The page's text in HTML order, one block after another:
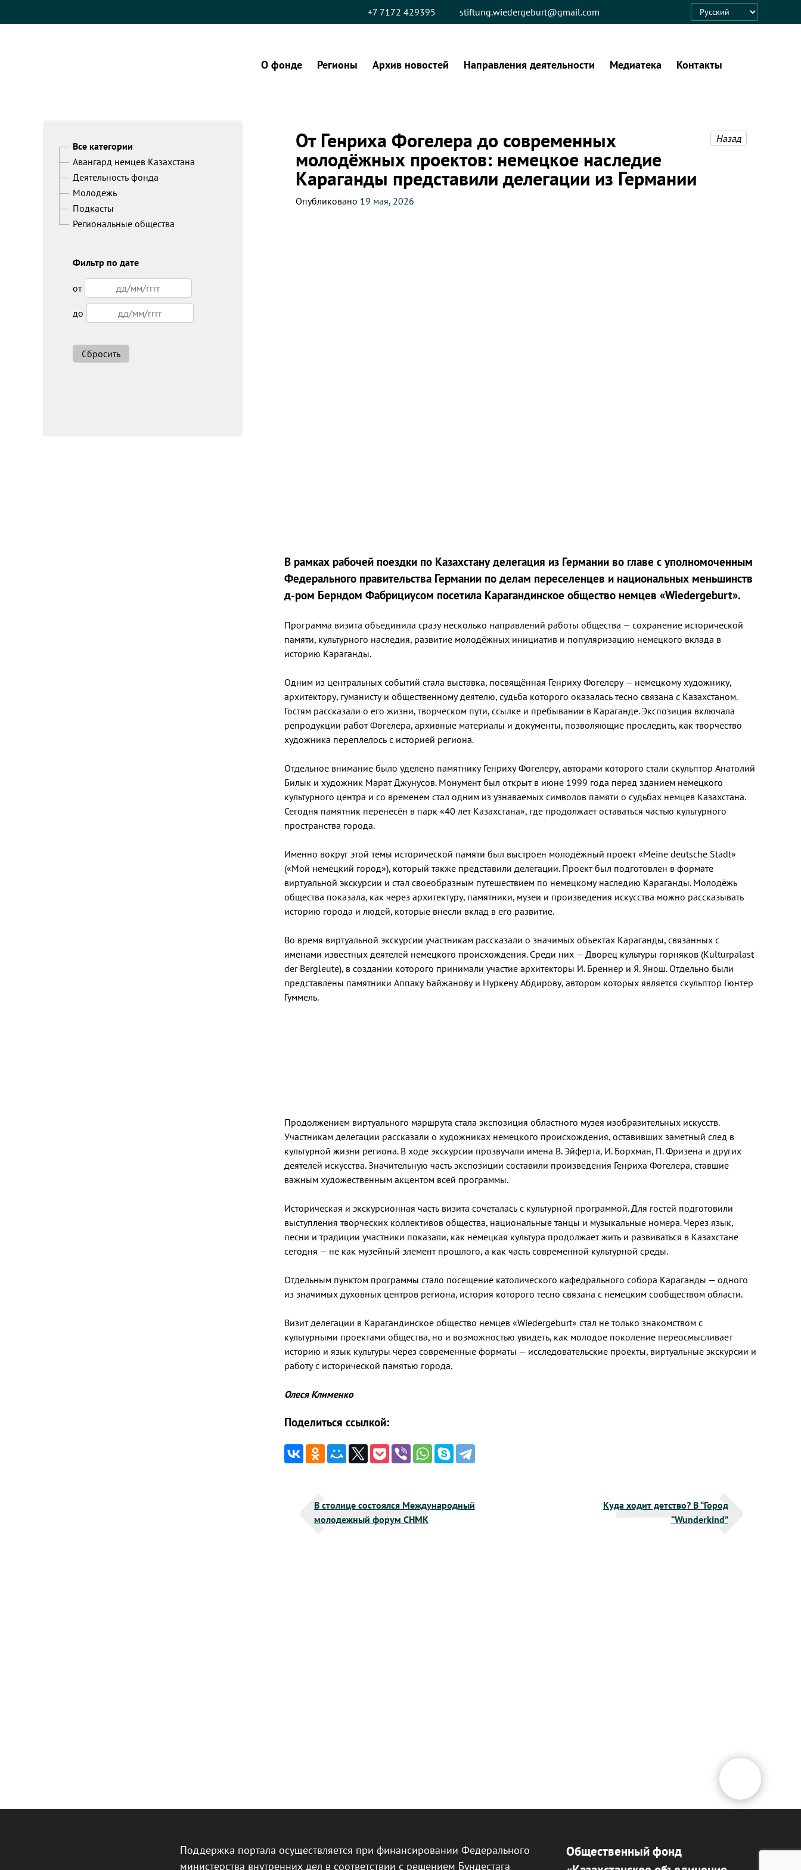
+7 7172 429395 stiftung.wiedergeburt@gmail.com
Language
О фонде Регионы Архив новостей Направления деятельности Медиатека Контакты
От Генриха Фогелера до современных
молодёжных проектов: немецкое наследие
Караганды представили делегации из Германии
Назад
Опубликовано 19 мая, 2026
В рамках рабочей поездки по Казахстану делегация из Германии во главе с уполномоченным
Федерального правительства Германии по делам переселенцев и национальных меньшинств
д-ром Берндом Фабрициусом посетила Карагандинское общество немцев «Wiedergeburt».
Программа визита объединила сразу несколько направлений работы общества — сохранение исторической
памяти, культурного наследия, развитие молодёжных инициатив и популяризацию немецкого вклада в
историю Караганды.
Одним из центральных событий стала выставка, посвящённая Генриху Фогелеру — немецкому художнику,
архитектору, гуманисту и общественному деятелю, судьба которого оказалась тесно связана с Казахстаном.
Гостям рассказали о его жизни, творческом пути, ссылке и пребывании в Караганде. Экспозиция включала
репродукции работ Фогелера, архивные материалы и документы, позволяющие проследить, как творчество
художника переплелось с историей региона.
Отдельное внимание было уделено памятнику Генриху Фогелеру, авторами которого стали скульптор Анатолий
Билык и художник Марат Джунусов. Монумент был открыт в июне 1999 года перед зданием немецкого
культурного центра и со временем стал одним из узнаваемых символов памяти о судьбах немцев Казахстана.
Сегодня памятник перенесён в парк «40 лет Казахстана», где продолжает оставаться частью культурного
пространства города.
Именно вокруг этой темы исторической памяти был выстроен молодёжный проект «Meine deutsche Stadt»
(«Мой немецкий город»), который также представили делегации. Проект был подготовлен в формате
виртуальной экскурсии и стал своеобразным путешествием по немецкому наследию Караганды. Молодёжь
общества показала, как через архитектуру, памятники, музеи и произведения искусства можно рассказывать
историю города и людей, которые внесли вклад в его развитие.
Во время виртуальной экскурсии участникам рассказали о значимых объектах Караганды, связанных с
именами известных деятелей немецкого происхождения. Среди них — Дворец культуры горняков (Kulturpalast
der Bergleute), в создании которого принимали участие архитекторы И. Бреннер и Я. Янош. Отдельно были
представлены памятники Аппаку Байжанову и Нуркену Абдирову, автором которых является скульптор Гюнтер
Гуммель.
Продолжением виртуального маршрута стала экспозиция областного музея изобразительных искусств.
Участникам делегации рассказали о художниках немецкого происхождения, оставивших заметный след в
культурной жизни региона. В ходе экскурсии прозвучали имена В. Эйферта, И. Борхман, П. Фризена и других
деятелей искусства. Значительную часть экспозиции составили произведения Генриха Фогелера, ставшие
важным художественным акцентом всей программы.
Историческая и экскурсионная часть визита сочеталась с культурной программой. Для гостей подготовили
выступления творческих коллективов общества, национальные танцы и музыкальные номера. Через язык,
песни и традиции участники показали, как немецкая культура продолжает жить и развиваться в Казахстане
сегодня — не как музейный элемент прошлого, а как часть современной культурной среды.
Отдельным пунктом программы стало посещение католического кафедрального собора Караганды — одного
из значимых духовных центров региона, история которого тесно связана с немецким сообществом области.
Визит делегации в Карагандинское общество немцев «Wiedergeburt» стал не только знакомством с
культурными проектами общества, но и возможностью увидеть, как молодое поколение переосмысливает
историю и язык культуры через современные форматы — исследовательские проекты, виртуальные экскурсии и
работу с исторической памятью города.
Олеся Клименко
Поделиться ссылкой:
В столице состоялся Международный
молодежный форум СНМК
Куда ходит детство? В “Город
“Wunderkind”
Все категории
Авангард немцев Казахстана
Деятельность фонда
Молодежь
Подкасты
Региональные общества
Фильтр по дате
от
до
Сбросить
Поддержка портала осуществляется при финансировании Федерального
министерства внутренних дел в соответствии с решением Бундестага
Общественный фонд